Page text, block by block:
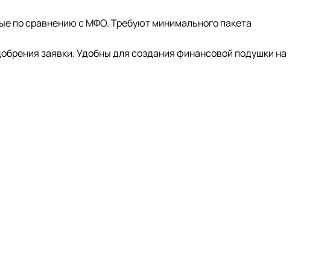
по сравнению с МФО. Требуют минимального пакета
заявки. Удобны для создания финансовой подушки на